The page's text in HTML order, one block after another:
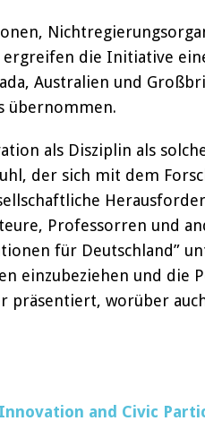
die Initiative
Australien und
übernommen.
als Disziplin als
der sich mit dem
Professorren und
für Deutschland”
einzubeziehen und
präsentiert, worüber
and Civic